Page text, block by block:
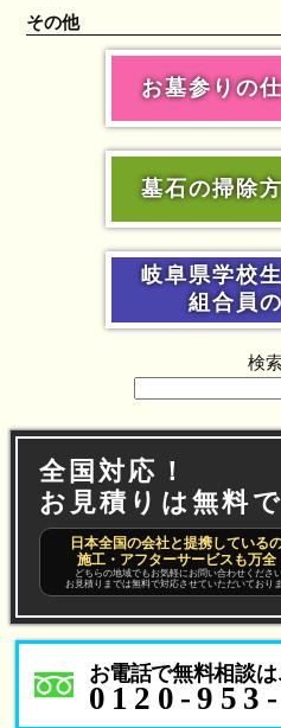
その他
お墓参りの
墓石の掃除
岐阜県学校
組合員
検
全国対応！
お見積りは無料で
日本全国の会社と提携している
施工・アフターサービスも万全
どちらの地域でもお気軽にお問い合わせください
お見積りまでは無料で対応させていただいておりま
お電話で無料相談
0120-